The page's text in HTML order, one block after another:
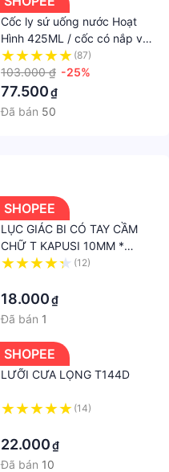
Cốc ly sứ uống nước Hoạt
Hình 425ML / cốc có nắp và
thìa dễ thương/ cốc sứ style
Hàn Quốc /cốc nước cốc cà
phê ăn sáng
(87)
103.000 ₫ -25%
77.500₫
Đã bán 50
SHOPEE
LỤC GIÁC BI CÓ TAY CẦM
CHỮ T KAPUSI 10MM *
200MM
(12)
18.000₫
Đã bán 1
SHOPEE
LƯỠI CƯA LỌNG T144D
(14)
22.000₫
Đã bán 10